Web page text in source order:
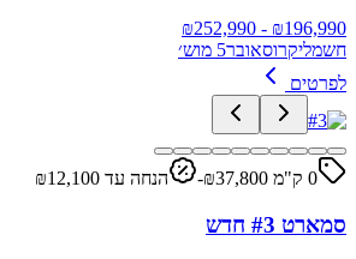
₪196,990
- ₪
252,990
חשמליקרוסאובר5 מוש׳
לפרטים
0 ק"מ ₪ 37,800
- הנחה עד ₪ 12,100
סמארט #3 חדש